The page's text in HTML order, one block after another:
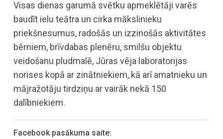
Visas dienas garumā svētku apmeklētāji varēs
baudīt ielu teātra un cirka mākslinieku
priekšnesumus, radošās un izzinošās aktivitātes
bērniem, brīvdabas plenēru, smilšu objektu
veidošanu pludmalē, Jūras vēja laboratorijas
norises kopā ar zinātniekiem, kā arī amatnieku un
mājražotāju tirdziņu ar vairāk nekā 150
dalībniekiem.
Facebook pasākuma saite: